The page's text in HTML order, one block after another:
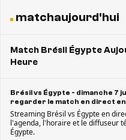
matchaujourd'hui
Match Brésil Égypte
Heure
Brésil vs Égypte - dimanche 7
regarder le match en direct
Streaming Brésil vs Égypte en
l'agenda, l'horaire et le diffuseur
Égypte.